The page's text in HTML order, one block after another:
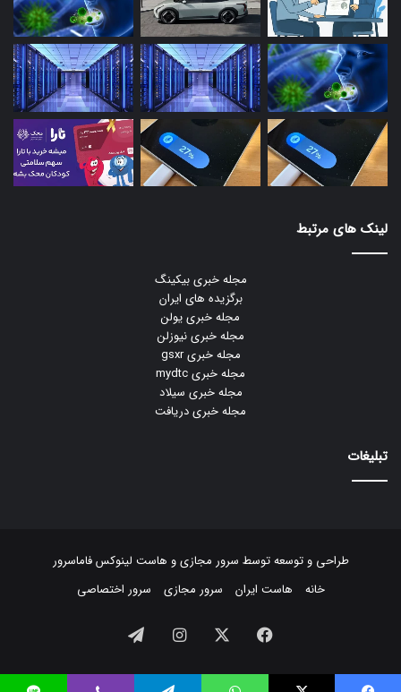
لینک های مرتبط
مجله خبری بیکینگ
برگزیده های ایران
مجله خبری یولن
مجله خبری نیوزلن
مجله خبری gsxr
مجله خبری mydtc
مجله خبری سیلاد
مجله خبری دریافت
تبلیغات
طراحی و توسعه توسط سرور مجازیو هاست لینوکسفاماسرور
خانه
هاست ایران سرور مجازی سرور اختصاصی
فیسبوک ایکس اینستاگرام